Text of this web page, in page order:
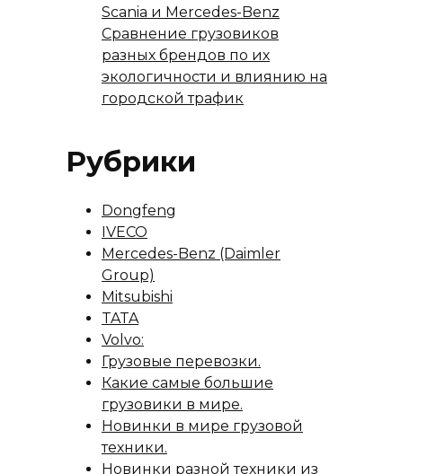
Scania и Mercedes-Benz
Сравнение грузовиков
разных брендов по их
экологичности и влиянию на
городской трафик
Рубрики
Dongfeng
IVECO
Mercedes-Benz (Daimler
Group)
Mitsubishi
TATA
Volvo:
Грузовые перевозки.
Какие самые большие
грузовики в мире.
Новинки в мире грузовой
техники.
Новинки разной техники из